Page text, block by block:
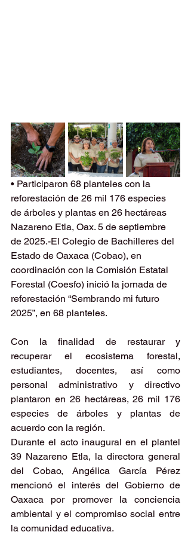
• Participaron 68 planteles con la
reforestación de 26 mil 176 especies
de árboles y plantas en 26 hectáreas
Nazareno Etla, Oax. 5 de septiembre
de 2025.-El Colegio de Bachilleres del
Estado de Oaxaca (Cobao), en
coordinación con la Comisión Estatal
Forestal (Coesfo) inició la jornada de
reforestación “Sembrando mi futuro
2025”, en 68 planteles.
Con la finalidad de restaurar y
recuperar el ecosistema forestal,
estudiantes, docentes, así como
personal administrativo y directivo
plantaron en 26 hectáreas, 26 mil 176
especies de árboles y plantas de
acuerdo con la región.
Durante el acto inaugural en el plantel
39 Nazareno Etla, la directora general
del Cobao, Angélica García Pérez
mencionó el interés del Gobierno de
Oaxaca por promover la conciencia
ambiental y el compromiso social entre
la comunidad educativa.